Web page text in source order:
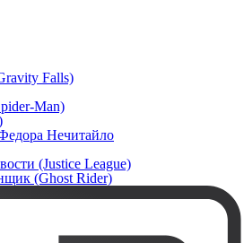
Falls)
Man)
Нечитайло
(Justice League)
(Ghost Rider)